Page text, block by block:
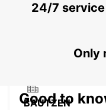
FREIBERG
FREIBERG /
BAUTZEN
24/7
Only
Good to